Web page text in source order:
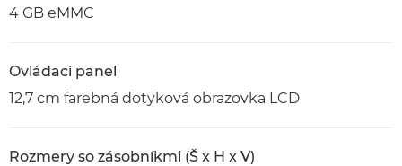
4 GB eMMC
Ovládací panel
12,7 cm farebná dotyková obrazovka LCD
Rozmery so zásobníkmi (Š x H x V)